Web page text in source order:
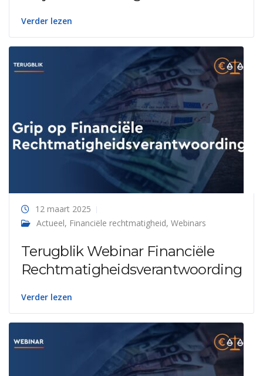
Verder lezen
12 maart 2025
Actueel, Financiële rechtmatigheid, Webinars
Terugblik Webinar Financiële
Rechtmatigheidsverantwoording
Verder lezen